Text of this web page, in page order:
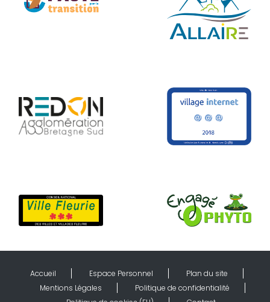
Accueil Espace Personnel
Plan du site
Mentions Légales
Politique de confidentialité